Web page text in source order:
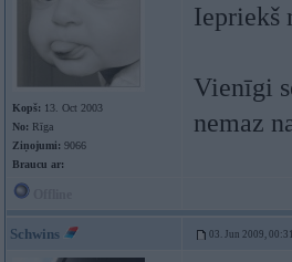
Kopš: 13. Oct 2003
No: Rīga
Ziņojumi: 9066
Braucu ar:
Iepriekš
Vienīgi
nemaz
Schwins 03. Jun 2009,